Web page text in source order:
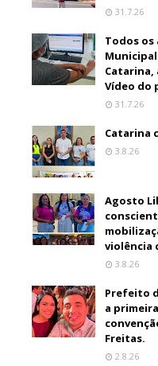
31.7.26
Todos
Vídeo do
31.7.26
Catarina
3.8.26
Agosto
violência
3.8.26
Prefeito
a
Freitas.
2.8.26